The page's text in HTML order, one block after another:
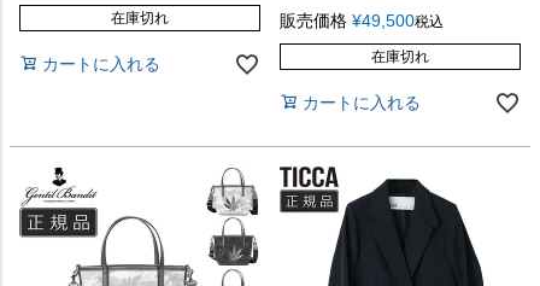
在庫切れ
カートに入れる
販売価格 ¥49,500税込
在庫切れ
カートに入れる